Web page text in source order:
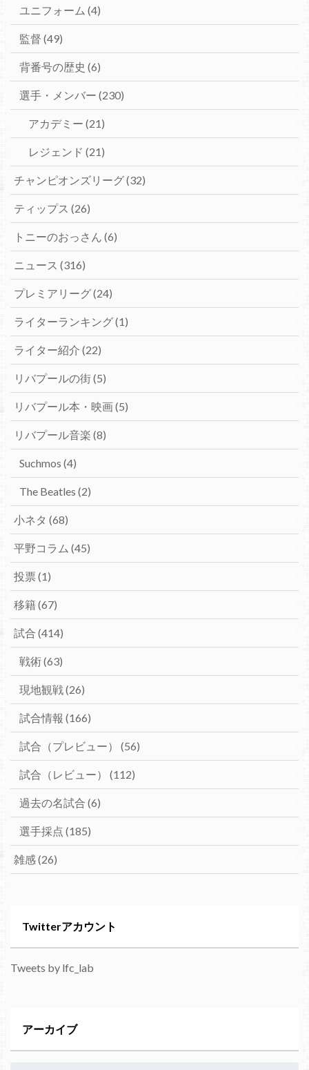
ユニフォーム (4)
監督 (49)
背番号の歴史 (6)
選手・メンバー (230)
アカデミー (21)
レジェンド (21)
チャンピオンズリーグ(32)
ティップス (26)
トニーのおっさん (6)
ニュース (316)
プレミアリーグ(24)
ライターランキング(1)
ライター紹介 (22)
リバプールの街(5)
リバプール本・映画(5)
リバプール音楽 (8)
Suchmos (4)
The Beatles (2)
小ネタ (68)
平野コラム (45)
投票 (1)
移籍(67)
試合 (414)
戦術(63)
現地観戦 (26)
試合情報 (166)
試合（プレビュー） (56)
試合（レビュー） (112)
過去の名試合 (6)
選手採点 (185)
雑感(26)
Twitterアカウント
Tweets by lfc_lab
アーカイブ